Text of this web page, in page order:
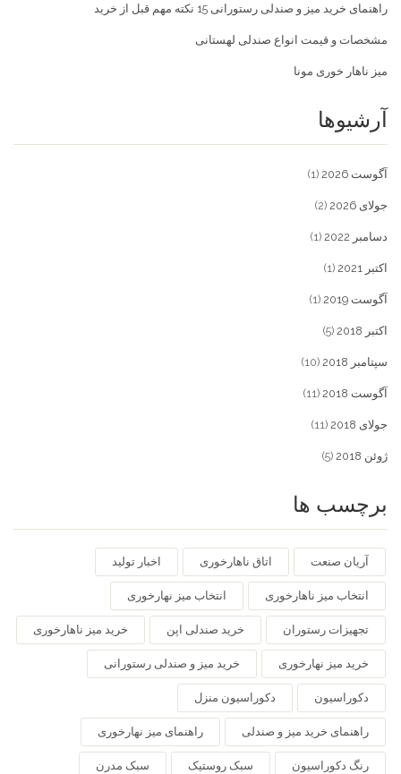
راهنمای خرید میز و صندلی رستورانی 15 نکته مهم قبل از خرید
مشخصات و قیمت انواع صندلی لهستانی
میز ناهار خوری مونا
آرشیوها
آگوست 2026 (1)
جولای 2026 (2)
دسامبر 2022 (1)
اکتبر 2021 (1)
آگوست 2019 (1)
اکتبر 2018 (5)
سپتامبر 2018 (10)
آگوست 2018 (11)
جولای 2018 (11)
ژوئن 2018 (5)
برچسب ها
آریان صنعت اتاق ناهارخوری اخبار تولید
انتخاب میز ناهارخوری انتخاب میز نهارخوری
تجهیزات رستوران خرید صندلی اپن خرید میز ناهارخوری
خرید میز نهارخوری خرید میز و صندلی رستورانی
دکوراسیون دکوراسیون منزل
راهنمای خرید میز و صندلی راهنمای میز نهارخوری
رنگ دکوراسیون سبک روستیک سبک مدرن